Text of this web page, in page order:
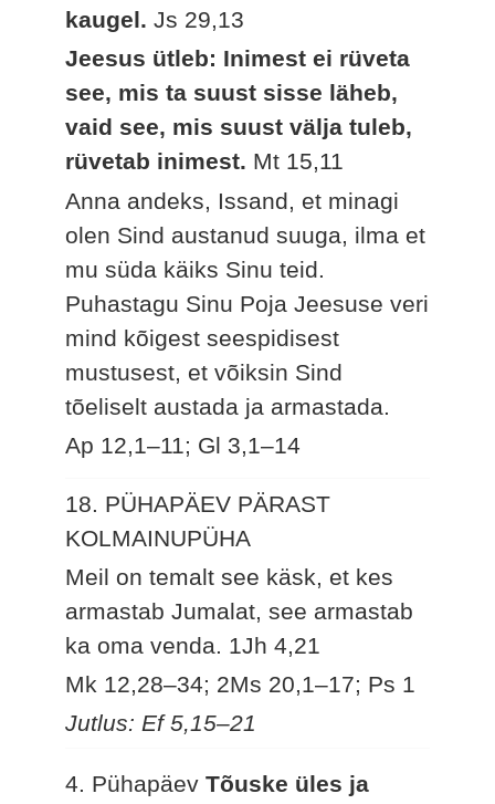
kaugel.Js 29,13
Jeesus ütleb: Inimest ei rüveta
see, mis ta suust sisse läheb,
vaid see, mis suust välja tuleb,
rüvetab inimest. Mt 15,11
Anna andeks, Issand, et minagi
olen Sind austanud suuga, ilma et
mu süda käiks Sinu teid.
Puhastagu Sinu Poja Jeesuse veri
mind kõigest seespidisest
mustusest, et võiksin Sind
tõeliselt austada ja armastada.
Ap 12,1–11; Gl 3,1–14
18. PÜHAPÄEV PÄRAST
KOLMAINUPÜHA
Meil on temalt see käsk, et kes
armastab Jumalat, see armastab
ka oma venda. 1Jh 4,21
Mk 12,28–34; 2Ms 20,1–17; Ps 1
Jutlus: Ef 5,15–21
4. PühapäevTõuske üles ja